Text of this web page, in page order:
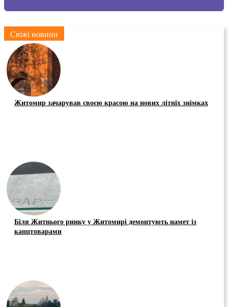
Свіжі новини
Житомир зачарував своєю красою на нових літніх знімках
Біля Житнього ринку у Житомирі демонтують намет із
канцтоварами